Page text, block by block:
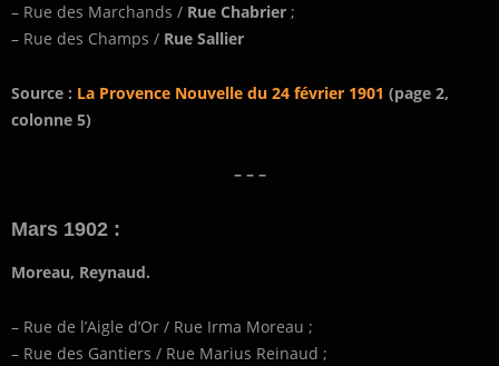
– Rue des Marchands / Rue Chabrier ;
– Rue des Champs / Rue Sallier
Source : La Provence Nouvelle du 24 février 1901 (page 2,
colonne 5)
– – –
Mars 1902 :
Moreau, Reynaud.
– Rue de l’Aigle d’Or / Rue Irma Moreau ;
– Rue des Gantiers / Rue Marius Reinaud ;